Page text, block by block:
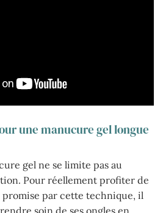
une manucure gel longue
gel ne se limite pas au
Pour réellement profiter de
par cette technique, il
soin de ses ongles en